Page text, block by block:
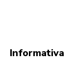
Informativa